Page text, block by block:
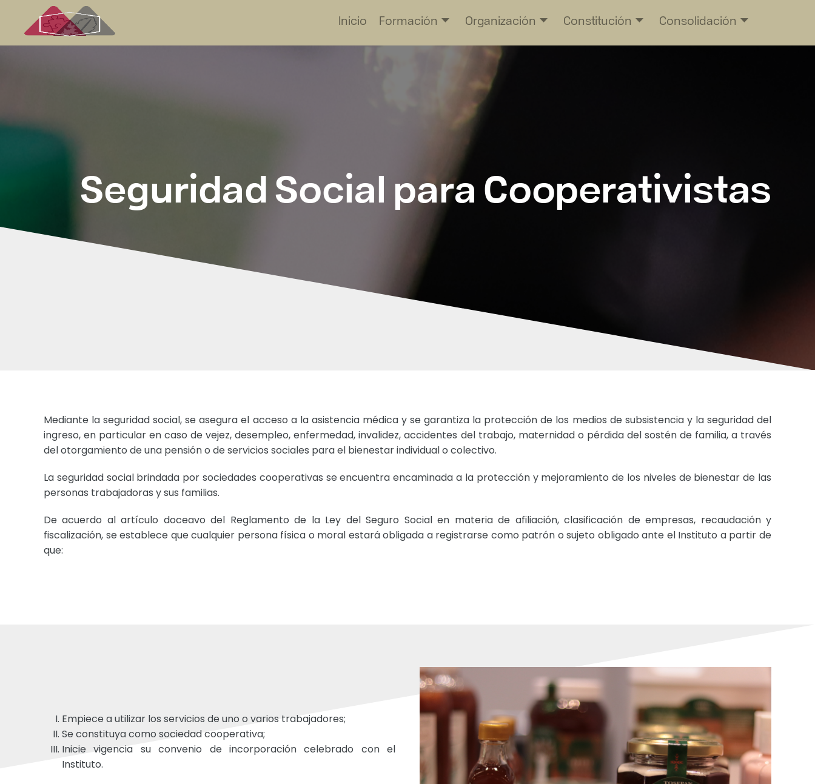
Inicio Formación Organización Constitución Consolidación
Seguridad Social para Cooperativistas
Mediante la seguridad social, se asegura el acceso a la asistencia médica y se garantiza la protección de los medios de subsistencia y la seguridad del
ingreso, en particular en caso de vejez, desempleo, enfermedad, invalidez, accidentes del trabajo, maternidad o pérdida del sostén de familia, a través
del otorgamiento de una pensión o de servicios sociales para el bienestar individual o colectivo.
La seguridad social brindada por sociedades cooperativas se encuentra encaminada a la protección y mejoramiento de los niveles de bienestar de las
personas trabajadoras y sus familias.
De acuerdo al artículo doceavo del Reglamento de la Ley del Seguro Social en materia de afiliación, clasificación de empresas, recaudación y
fiscalización, se establece que cualquier persona física o moral estará obligada a registrarse como patrón o sujeto obligado ante el Instituto a partir de
que:
Empiece a utilizar los servicios de uno o varios trabajadores;
Se constituya como sociedad cooperativa;
Inicie vigencia su convenio de incorporación celebrado con el
Instituto.